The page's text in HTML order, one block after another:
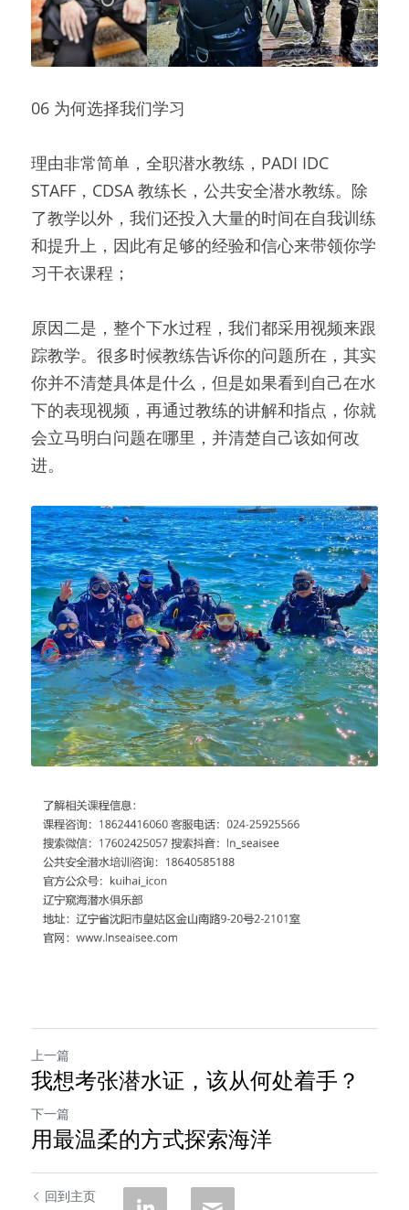
06 为何选择我们学习
理由非常简单，全职潜水教练，PADI IDC
STAFF，CDSA 教练长，公共安全潜水教练。除
了教学以外，我们还投入大量的时间在自我训练
和提升上，因此有足够的经验和信心来带领你学
习干衣课程；
原因二是，整个下水过程，我们都采用视频来跟
踪教学。很多时候教练告诉你的问题所在，其实
你并不清楚具体是什么，但是如果看到自己在水
下的表现视频，再通过教练的讲解和指点，你就
会立马明白问题在哪里，并清楚自己该如何改
进。
上一篇
我想考张潜水证，该从何处着手？
下一篇
用最温柔的方式探索海洋
回到主页